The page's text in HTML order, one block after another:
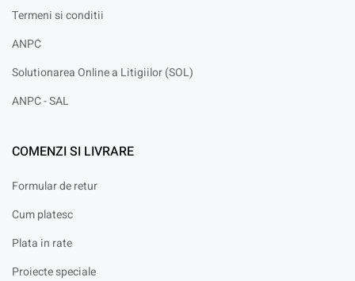
Termeni si conditii
ANPC
Solutionarea Online a Litigiilor (SOL)
ANPC - SAL
COMENZI SI LIVRARE
Formular de retur
Cum platesc
Plata in rate
Proiecte speciale